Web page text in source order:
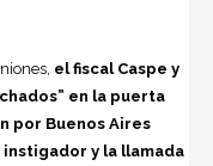
el fiscal Caspe y
en la puerta
por Buenos Aires
y la llamada